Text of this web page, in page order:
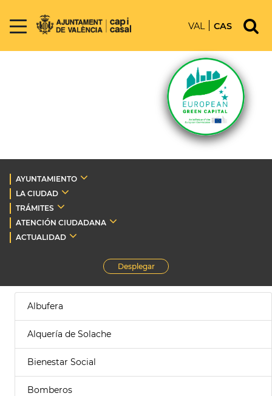
VAL CAS
AYUNTAMIENTO
LA CIUDAD
TRÁMITES
ATENCIÓN CIUDADANA
ACTUALIDAD
Desplegar
Albufera
Alquería de Solache
Bienestar Social
Bomberos